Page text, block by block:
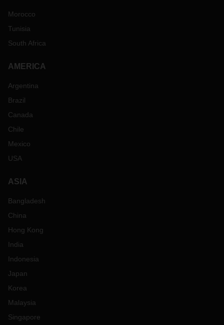
Morocco
Tunisia
South Africa
AMERICA
Argentina
Brazil
Canada
Chile
Mexico
USA
ASIA
Bangladesh
China
Hong Kong
India
Indonesia
Japan
Korea
Malaysia
Singapore